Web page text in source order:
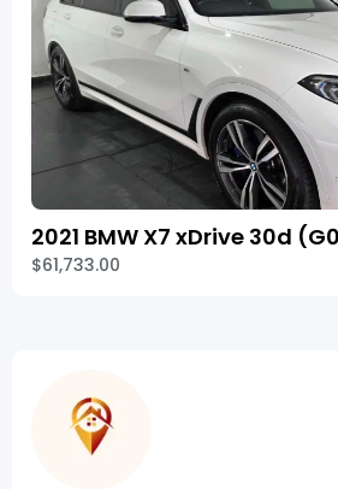
2021 BMW X7 xDrive 30d
$61,733.00